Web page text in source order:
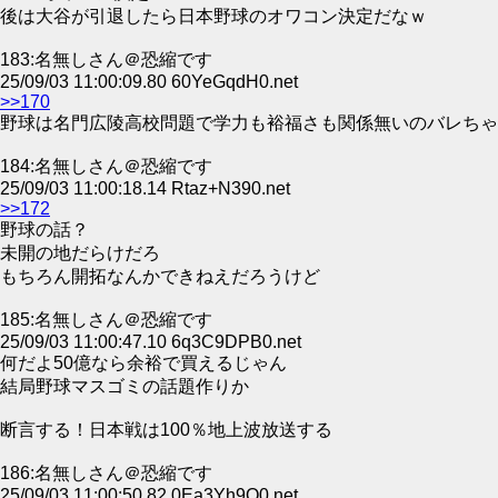
後は大谷が引退したら日本野球のオワコン決定だなｗ
183:名無しさん＠恐縮です
25/09/03 11:00:09.80 60YeGqdH0.net
>>170
野球は名門広陵高校問題で学力も裕福さも関係無いのバレち
184:名無しさん＠恐縮です
25/09/03 11:00:18.14 Rtaz+N390.net
>>172
野球の話？
未開の地だらけだろ
もちろん開拓なんかできねえだろうけど
185:名無しさん＠恐縮です
25/09/03 11:00:47.10 6q3C9DPB0.net
何だよ50億なら余裕で買えるじゃん
結局野球マスゴミの話題作りか
断言する！日本戦は100％地上波放送する
186:名無しさん＠恐縮です